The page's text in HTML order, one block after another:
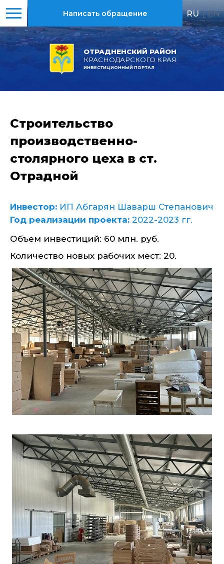
ОТРАДНЕНСКИЙ РАЙОН
КРАСНОДАРСКОГО КРАЯ
ИНВЕСТИЦИОННЫЙ ПОРТАЛ
Написать обращение RU | EN
Строительство
производственно-
столярного цеха в ст.
Отрадной
Инвестор: ИП Абгарян Шаварш Степанович
Год реализации проекта: 2022-2023 гг.
Объем инвестиций: 60 млн. руб.
Количество новых рабочих мест: 20.